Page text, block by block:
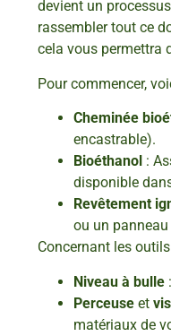
devient un
rassembler tout ce
cela vous permettra
Pour commencer,
Cheminée
encastrable).
Bioéthanol :
disponible
Revêtement
ou un
Concernant les
Niveau à bulle
Perceuse et vis
matériaux de